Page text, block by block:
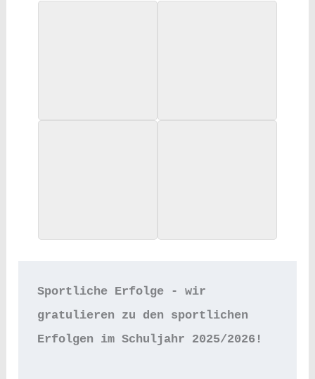
Sportliche Erfolge - wir
gratulieren zu den sportlichen
Erfolgen im Schuljahr 2025/2026!